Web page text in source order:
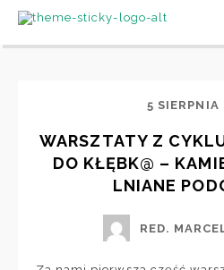
5 SIERPNIA
WARSZTATY Z
DO KŁĘBK@ –
LNIANE
RED.